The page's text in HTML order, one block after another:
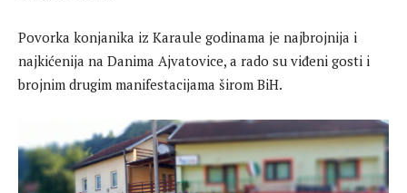
Povorka konjanika iz Karaule godinama je najbrojnija i
najkićenija na Danima Ajvatovice, a rado su viđeni gosti i
brojnim drugim manifestacijama širom BiH.